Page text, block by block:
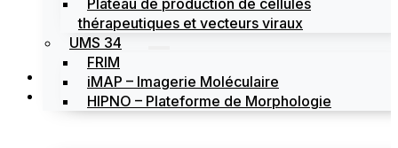
Plateau de production de cellules
thérapeutiques et vecteurs viraux
UMS 34
FRIM
iMAP – Imagerie Moléculaire
HIPNO – Plateforme de Morphologie
Actualités
Évènements